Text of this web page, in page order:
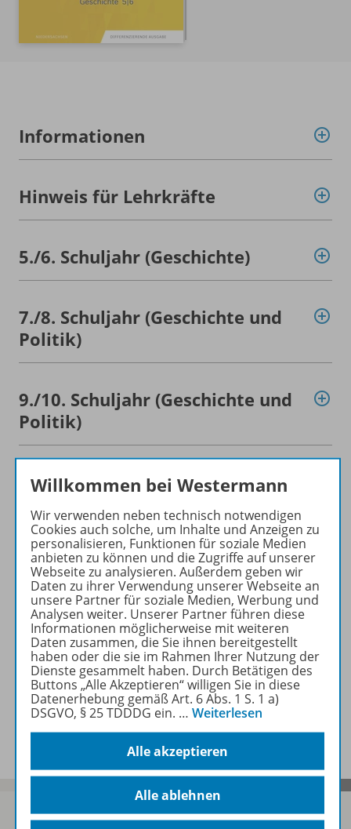
Informationen
Hinweis für Lehrkräfte
5./6. Schuljahr (Geschichte)
7./8. Schuljahr (Geschichte und
Politik)
9./10. Schuljahr (Geschichte und
Politik)
Konzept
Werbematerial
Waschzettel
Empfehlungen der Redaktion
Benachrichtigungs-Service
Willkommen bei Westermann
Wir verwenden neben technisch notwendigen
Cookies auch solche, um Inhalte und Anzeigen zu
personalisieren, Funktionen für soziale Medien
anbieten zu können und die Zugriffe auf unserer
Webseite zu analysieren. Außerdem geben wir
Daten zu ihrer Verwendung unserer Webseite an
unsere Partner für soziale Medien, Werbung und
Analysen weiter. Unserer Partner führen diese
Informationen möglicherweise mit weiteren
Daten zusammen, die Sie ihnen bereitgestellt
haben oder die sie im Rahmen Ihrer Nutzung der
Dienste gesammelt haben. Durch Betätigen des
Buttons „Alle Akzeptieren“ willigen Sie in diese
Datenerhebung gemäß Art. 6 Abs. 1 S. 1 a)
DSGVO, § 25 TDDDG ein. … Weiterlesen
Alle akzeptieren
Alle ablehnen